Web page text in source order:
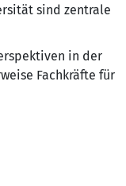
sind zentrale
in der
Fachkräfte für